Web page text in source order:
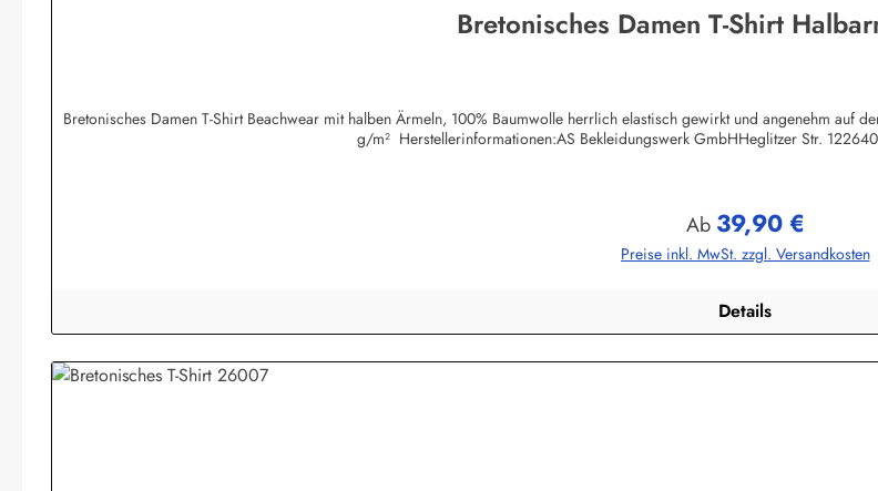
Bretonisches Damen T-Shirt
Bretonisches Damen T-Shirt Beachwear mit halben Ärmeln, 100% Baumwolle herrlich elastisch gewirkt und angenehm auf
g/m² Herstellerinformationen:AS Bekleidungswerk GmbHHeglitzer Str.
Regulärer Preis:
Ab 39,90 €
Preise inkl. MwSt. zzgl. Versandkosten
Details